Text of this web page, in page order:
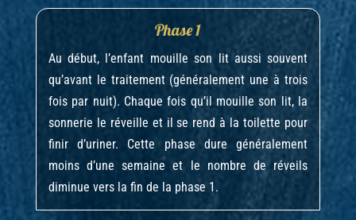
Phase 1
Au début, l’enfant mouille son lit aussi souvent
qu’avant le traitement (généralement une à trois
fois par nuit). Chaque fois qu’il mouille son lit, la
sonnerie le réveille et il se rend à la toilette pour
finir d’uriner. Cette phase dure généralement
moins d’une semaine et le nombre de réveils
diminue vers la fin de la phase 1.